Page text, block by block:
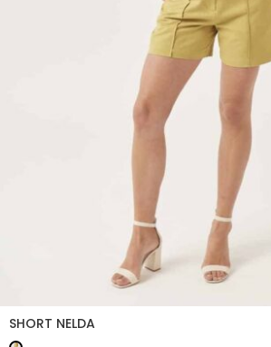
SHORT NELDA